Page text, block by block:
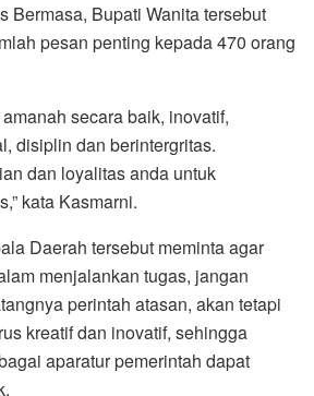
Bermasa, Bupati Wanita tersebut
pesan penting kepada 470 orang
secara baik, inovatif,
disiplin dan berintergritas.
dan loyalitas anda untuk
kata Kasmarni.
Daerah tersebut meminta agar
menjalankan tugas, jangan
perintah atasan, akan tetapi
kreatif dan inovatif, sehingga
aparatur pemerintah dapat